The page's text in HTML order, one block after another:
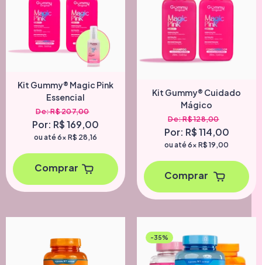
Kit Gummy® Magic Pink
Essencial
De: R$ 207,00
Por: R$ 169,00
ou até 6x R$ 28,16
Comprar
Kit Gummy® Cuidado
Mágico
De: R$ 128,00
Por: R$ 114,00
ou até 6x R$ 19,00
Comprar
-35%